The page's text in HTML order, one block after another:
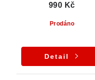
Prodáno
990 Kč
Detail